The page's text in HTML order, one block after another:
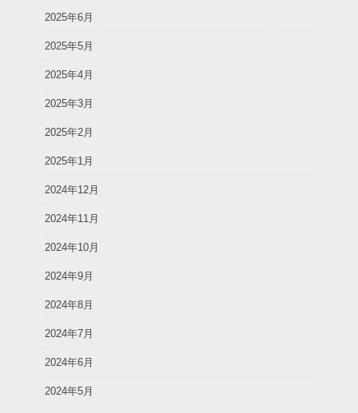
2025年6月
2025年5月
2025年4月
2025年3月
2025年2月
2025年1月
2024年12月
2024年11月
2024年10月
2024年9月
2024年8月
2024年7月
2024年6月
2024年5月